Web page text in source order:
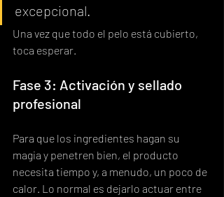
excepcional.
Una vez que todo el pelo está cubierto,
toca esperar.
Fase 3: Activación y sellado
profesional
Para que los ingredientes hagan su
magia y penetren bien, el producto
necesita tiempo y, a menudo, un poco de
calor. Lo normal es dejarlo actuar entre